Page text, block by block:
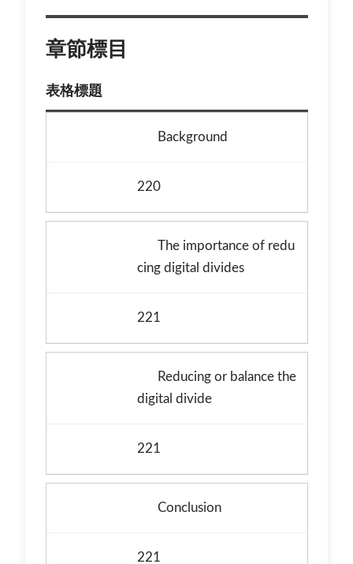
章節標目
表格標題
Background
220
The importance of redu
cing digital divides
221
Reducing or balance the
digital divide
221
Conclusion
221